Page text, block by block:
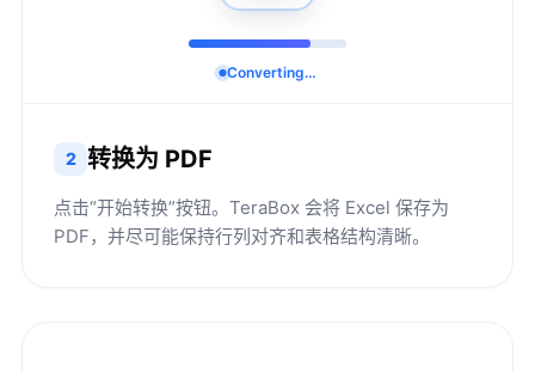
Converting…
2 转换为 PDF
点击“开始转换”按钮。TeraBox 会将 Excel 保存为
PDF，并尽可能保持行列对齐和表格结构清晰。